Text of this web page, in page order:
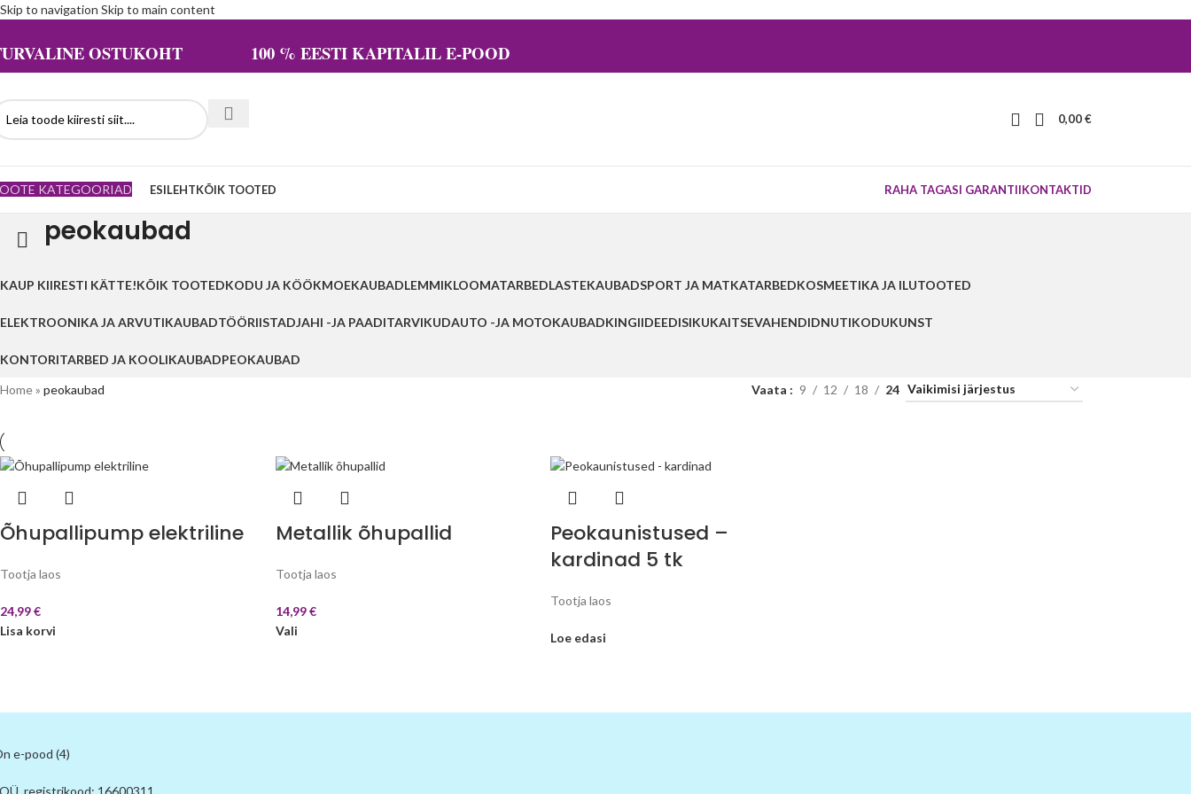
Skip to navigation Skip to main content
OSTUKOHT 100 % EESTI KAPITALIL E-POOD
0,00€
KATEGOORIAD ESILEHTKÕIK TOOTED RAHA TAGASI GARANTIIKONTAKTID
peokaubad
KAUP KIIRESTI KÄTTE!KÕIK TOOTEDKODU JA KÖÖKMOEKAUBADLEMMIKLOOMATARBEDLASTEKAUBADSPORT JA MATKATARBEDKOSMEETIKA JA ILUTOOTED
ELEKTROONIKA JA ARVUTIKAUBADTÖÖRIISTADJAHI -JA PAADITARVIKUDAUTO -JA MOTOKAUBADKINGIIDEEDISIKUKAITSEVAHENDIDNUTIKODUKUNST
KONTORITARBED JA KOOLIKAUBADPEOKAUBAD
Home» peokaubad Vaata 9 12 18 24
Õhupallipump elektriline
Tootja laos
24,99€
Lisa korvi
Metallik õhupallid
Tootja laos
14,99€
Vali
Peokaunistused –
kardinad 5 tk
Tootja laos
Loe edasi
registrikood: 16600311